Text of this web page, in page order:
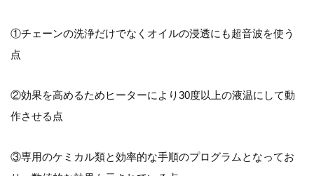
①チェーンの洗浄だけでなくオイルの浸透にも超音波を使う
点
②効果を高めるためヒーターにより30度以上の液温にして動
作させる点
③専用のケミカル類と効率的な手順のプログラムとなってお